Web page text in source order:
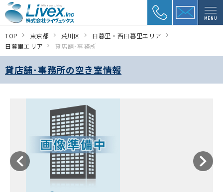
MENU
TOP 東京都 荒川区
日暮里・西日暮里エリア
日暮里エリア
貸店舗･事務所
貸店舗･事務所の空き室情報